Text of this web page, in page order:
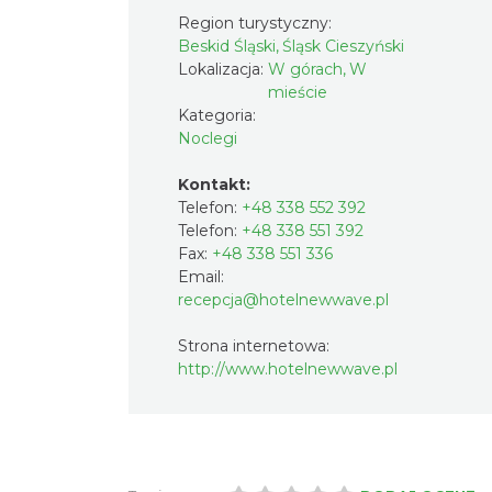
Region turystyczny:
Beskid Śląski, Śląsk Cieszyński
Lokalizacja: W górach, W
mieście
Kategoria:
Noclegi
Kontakt:
Telefon: +48 338 552 392
Telefon: +48 338 551 392
Fax: +48 338 551 336
Email:
recepcja@hotelnewwave.pl
Strona internetowa:
http://www.hotelnewwave.pl